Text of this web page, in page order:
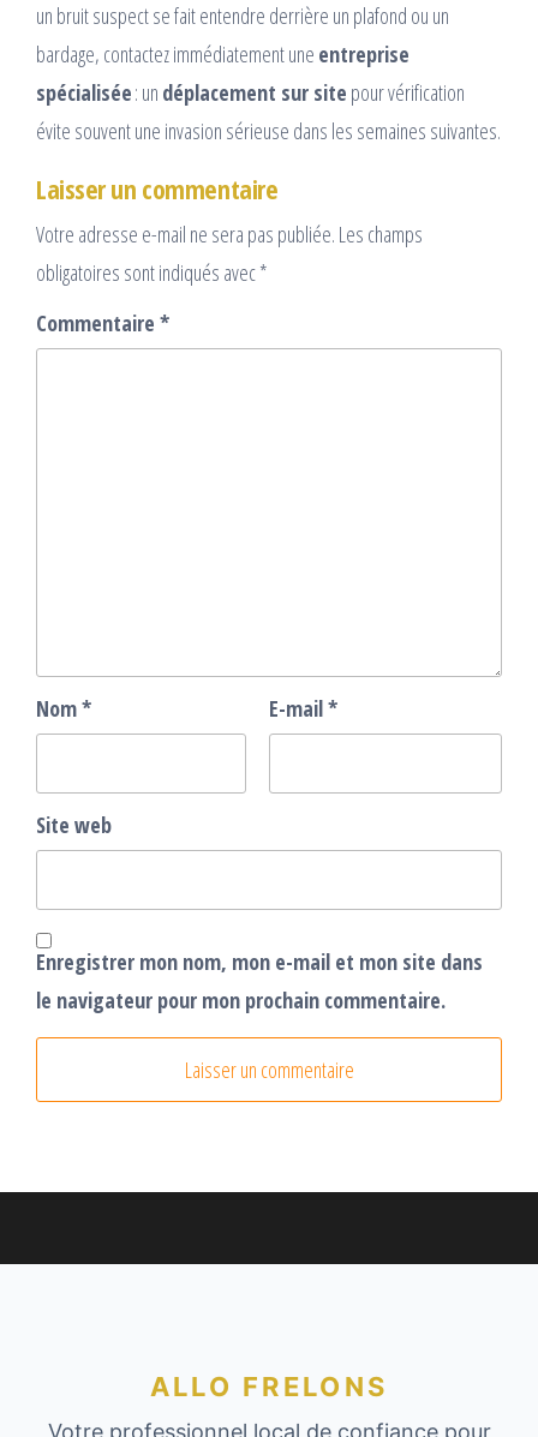
un bruit suspect se fait entendre derrière un plafond ou un
bardage, contactez immédiatement une entreprise
spécialisée: un déplacement sur site pour vérification
évite souvent une invasion sérieuse dans les semaines suivantes.
Laisser un commentaire
Votre adresse e-mail ne sera pas publiée. Les champs
obligatoires sont indiqués avec*
Commentaire *
Nom* E-mail*
Site web
Enregistrer mon nom, mon e-mail et mon site dans
le navigateur pour mon prochain commentaire.
ALLO FRELONS
Votre professionnel local de confiance pour